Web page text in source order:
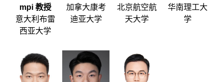
mpi 教授
意大利布雷
西亚大学
加拿大康考
迪亚大学
北京航空航
天大学
华南理工大
学